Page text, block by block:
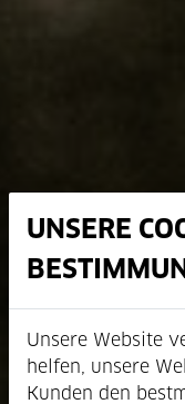
UNSERE
Unsere Website
helfen, unsere
Kunden den